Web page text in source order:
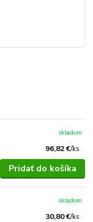
96,82 €/ks
skladom
Pridať do košíka
30,80 €/ks
skladom